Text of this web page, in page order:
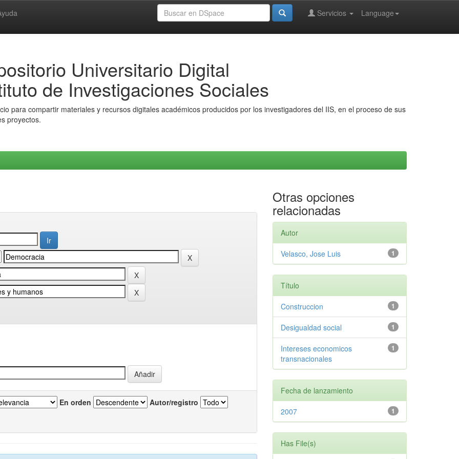
Language
Servicios
Universitario Digital
de Investigaciones Sociales
para compartir materiales y recursos digitales académicos producidos por los investigadores del IIS, en el proceso de sus
proyectos.
En orden Autor/registro
Otras opciones
relacionadas
Autor
1
Velasco, Jose Luis
Título
1
Construccion
1
Desigualdad social
1
Intereses economicos
transnacionales
Fecha de lanzamiento
1
2007
Has File(s)